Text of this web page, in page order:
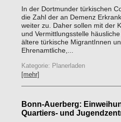
In der Dortmunder türkischen
die Zahl der an Demenz
weiter zu. Daher sollen mit der
und Vermittlungsstelle
ältere türkische MigrantInnen
Ehrenamtliche,...
Kategorie: Planerladen
[mehr]
Bonn-Auerberg:
Quartiers- und